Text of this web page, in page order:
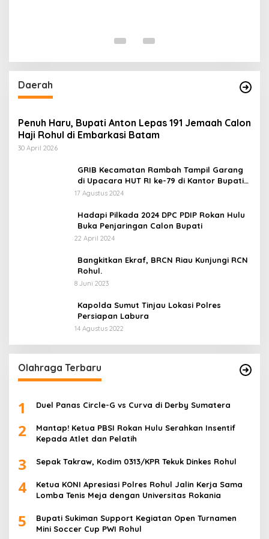
Daerah
Penuh Haru, Bupati Anton Lepas 191 Jemaah Calon
Haji Rohul di Embarkasi Batam
30 April 2026
GRIB Kecamatan Rambah Tampil Garang
di Upacara HUT RI ke-79 di Kantor Bupati
Rokan Hulu!
17 Agustus 2024
Hadapi Pilkada 2024 DPC PDIP Rokan Hulu
Buka Penjaringan Calon Bupati
22 April 2024
Bangkitkan Ekraf, BRCN Riau Kunjungi RCN
Rohul.
8 Juni 2023
Kapolda Sumut Tinjau Lokasi Polres
Persiapan Labura
14 Agustus 2022
Olahraga Terbaru
1 Duel Panas Circle-G vs Curva di Derby Sumatera
2
Mantap! Ketua PBSI Rokan Hulu Serahkan Insentif
Kepada Atlet dan Pelatih
3 Sepak Takraw, Kodim 0313/KPR Tekuk Dinkes Rohul
4
Ketua KONI Apresiasi Polres Rohul Jalin Kerja Sama
Lomba Tenis Meja dengan Universitas Rokania
5
Bupati Sukiman Support Kegiatan Open Turnamen
Mini Soccer Cup PWI Rohul